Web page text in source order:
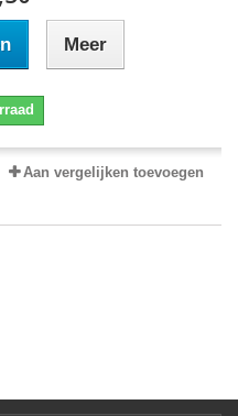
Meer
Aan vergelijken toevoegen